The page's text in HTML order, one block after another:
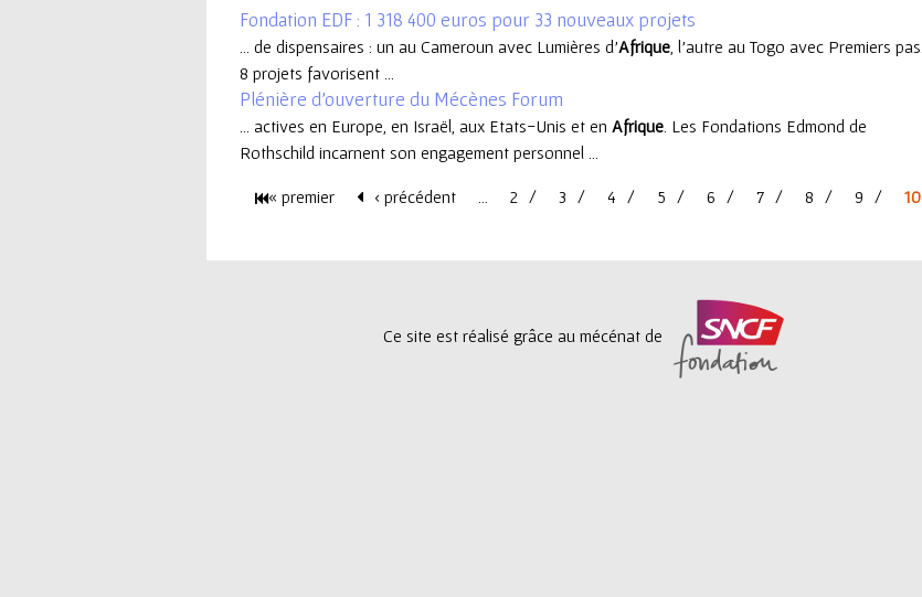
r
r
e
u
Fondation EDF : 1 318 400 euros pour 33 nouveaux projets
... de dispensaires : un au Cameroun avec Lumières d'Afrique , l'autre au Togo avec Premiers pas.
8 projets favorisent ...
Plénière d'ouverture du Mécènes Forum
... actives en Europe, en Israël, aux Etats-Unis et en Afrique . Les Fondations Edmond de
Rothschild incarnent son engagement personnel ...
« premier ‹ précédent 2 3 4 5 6 7 8 9 10
Ce site est réalisé grâce au mécénat de